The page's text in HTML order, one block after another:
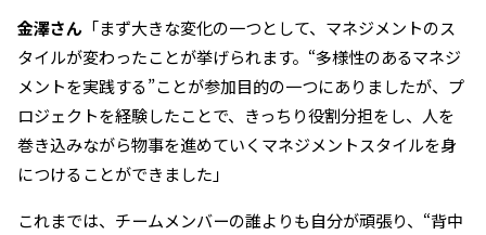
金澤さん 「まず大きな変化の一つとして、マネジメントのス
タイルが変わったことが挙げられます。“多様性のあるマネジ
メントを実践する”ことが参加目的の一つにありましたが、プ
ロジェクトを経験したことで、きっちり役割分担をし、人を
巻き込みながら物事を進めていくマネジメントスタイルを身
につけることができました」
これまでは、チームメンバーの誰よりも自分が頑張り、“背中